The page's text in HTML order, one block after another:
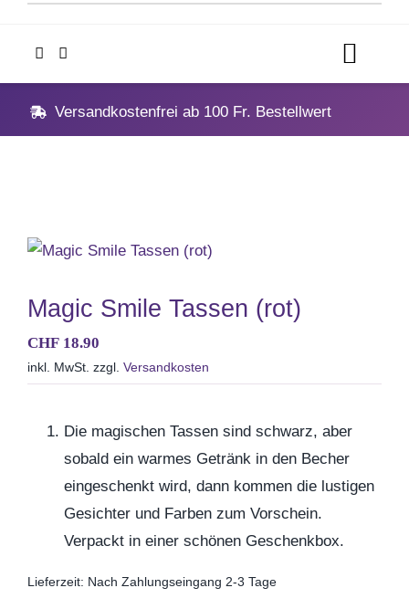
content
Home
Kommunion &
Valentinstag
Versandkostenfrei ab 100 Fr. Bestellwert
Magic Smile Tassen (rot)
CHF18.90
inkl. MwSt. zzgl. Versandkosten
Die magischen Tassen sind schwarz, aber
sobald ein warmes Getränk in den Becher
eingeschenkt wird, dann kommen die lustigen
Gesichter und Farben zum Vorschein.
Verpackt in einer schönen Geschenkbox.
Lieferzeit: Nach Zahlungseingang 2-3 Tage